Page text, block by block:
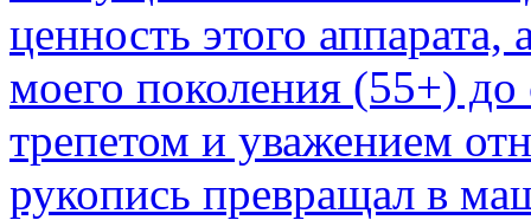
ценность этого
моего поколения (55+) до
трепетом и уважением
рукопись превращал в